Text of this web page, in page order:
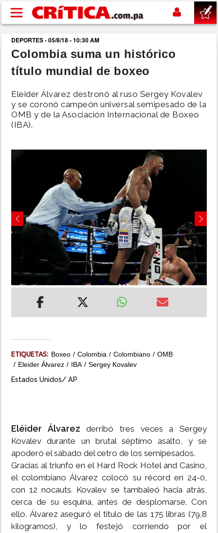
Pasar al contenido principal
buscar
SUCESOS
NACIONAL
POLÍTICA
INSÓLITAS
DEPORTES - 05/8/18 - 10:30 AM
Colombia suma un histórico
título mundial de boxeo
Eleider Álvarez destronó al ruso Sergey Kovalev
y se coronó campeón universal semipesado de la
OMB y de la Asociación Internacional de Boxeo
(IBA).
Previous Next
ETIQUETAS: Boxeo Colombia Colombiano
OMB
Eleider Álvarez
IBA Sergey Kovalev
Estados Unidos/ AP
Eléider Álvarezderribó tres veces a Sergey
Kovalev durante un brutal séptimo asalto, y se
apoderó el sábado del cetro de los semipesados.
Gracias al triunfo en el Hard Rock Hotel and Casino,
el colombiano Álvarez colocó su récord en 24-0,
con 12 nocauts. Kovalev se tambaleó hacia atrás,
cerca de su esquina, antes de desplomarse. Con
ello, Álvarez aseguró el título de las 175 libras (79,8
kilogramos), y lo festejó corriendo por el